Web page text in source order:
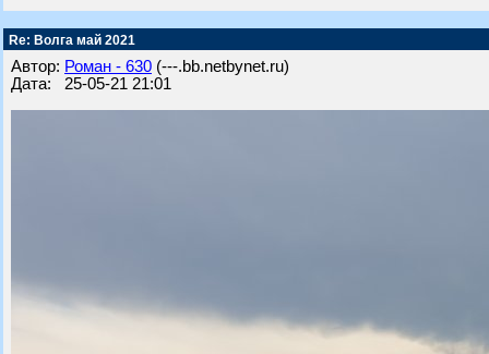
Re: Волга май 2021
Автор: Роман - 630 (---.bb.netbynet.ru)
Дата: 25-05-21 21:01